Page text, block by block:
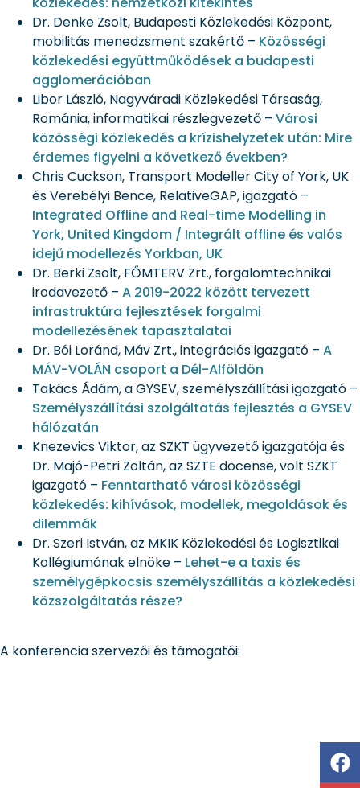
Dr. Denke Zsolt, Budapesti Közlekedési Központ,
mobilitás menedzsment szakértő – Közösségi
közlekedési együttműködések a budapesti
agglomerációban
Libor László, Nagyváradi Közlekedési Társaság,
Románia, informatikai részlegvezető – Városi
közösségi közlekedés a krízishelyzetek után: Mire
érdemes figyelni a következő években?
Chris Cuckson, Transport Modeller City of York, UK
és Verebélyi Bence, RelativeGAP, igazgató –
Integrated Offline and Real-time Modelling in
York, United Kingdom / Integrált offline és valós
idejű modellezés Yorkban, UK
Dr. Berki Zsolt, FŐMTERV Zrt., forgalomtechnikai
irodavezető – A 2019-2022 között tervezett
infrastruktúra fejlesztések forgalmi
modellezésének tapasztalatai
Dr. Bói Loránd, Máv Zrt., integrációs igazgató – A
MÁV-VOLÁN csoport a Dél-Alföldön
Takács Ádám, a GYSEV, személyszállítási igazgató –
Személyszállítási szolgáltatás fejlesztés a GYSEV
hálózatán
Knezevics Viktor, az SZKT ügyvezető igazgatója és
Dr. Majó-Petri Zoltán, az SZTE docense, volt SZKT
igazgató – Fenntartható városi közösségi
közlekedés: kihívások, modellek, megoldások és
dilemmák
Dr. Szeri István, az MKIK Közlekedési és Logisztikai
Kollégiumának elnöke – Lehet-e a taxis és
személygépkocsis személyszállítás a közlekedési
közszolgáltatás része?
A konferencia szervezői és támogatói: